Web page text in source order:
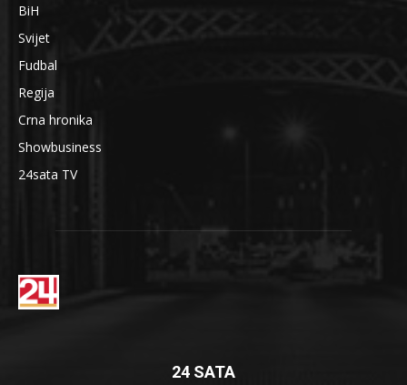
BiH
Svijet
Fudbal
Regija
Crna hronika
Showbusiness
24sata TV
24 SATA